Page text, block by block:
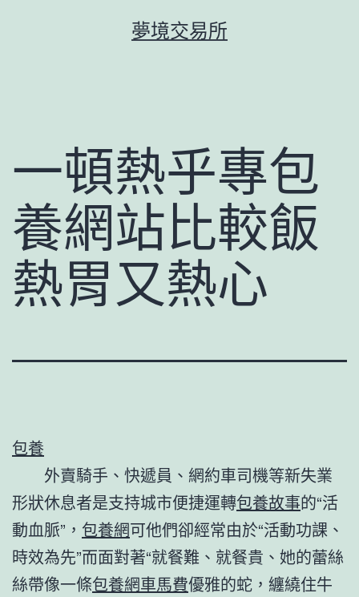
夢境交易所
一頓熱乎專包
養網站比較飯
熱胃又熱心
包養
外賣騎手、快遞員、網約車司機等新失業
形狀休息者是支持城市便捷運轉包養故事的“活
動血脈”， 包養網可他們卻經常由於“活動功課、
時效為先”而面對著“就餐難、就餐貴、她的蕾絲
絲帶像一條包養網車馬費優雅的蛇，纏繞住牛